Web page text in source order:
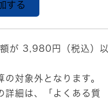
する
が 3,980円（税込）以
対象外となります。
細は、
「よくある質